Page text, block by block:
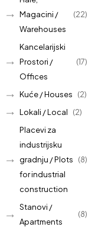
Magacini /
Warehouses
(22)
Kancelarijski
Prostori /
Offices
(17)
Kuće / Houses
(2)
Lokali / Local
(2)
Placevi za
industrijsku
gradnju / Plots
for industrial
construction
(8)
Stanovi /
Apartments
(8)